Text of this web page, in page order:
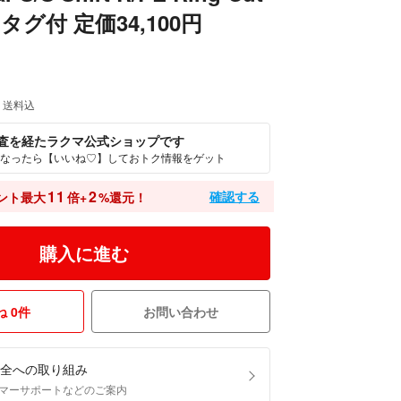
グ付 定価34,100円
送料込
を経たラクマ公式ショップです
ったら【いいね♡】しておトク情報をゲット
ト最大11 倍+2%還元！ 確認する
購入に進む
0件 お問い合わせ
への取り組み
ーサポートなどのご案内